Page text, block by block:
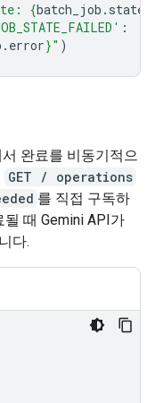
{batch_job . state
:
. error}" )
완료를 비동기적으
GET / operations
를 직접 구독하
때 Gemini API가
다.